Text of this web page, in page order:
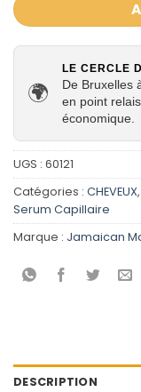
🌍
LE CERCLE
De Bruxelles
en point
économique.
UGS : 60121
Catégories : CHEVEUX,
Serum Capillaire
Marque : Jamaican
DESCRIPTION